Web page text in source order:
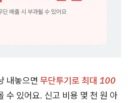
내놓으면 무단투기로 최대 100
수 있어요. 신고 비용 몇 천 원 아